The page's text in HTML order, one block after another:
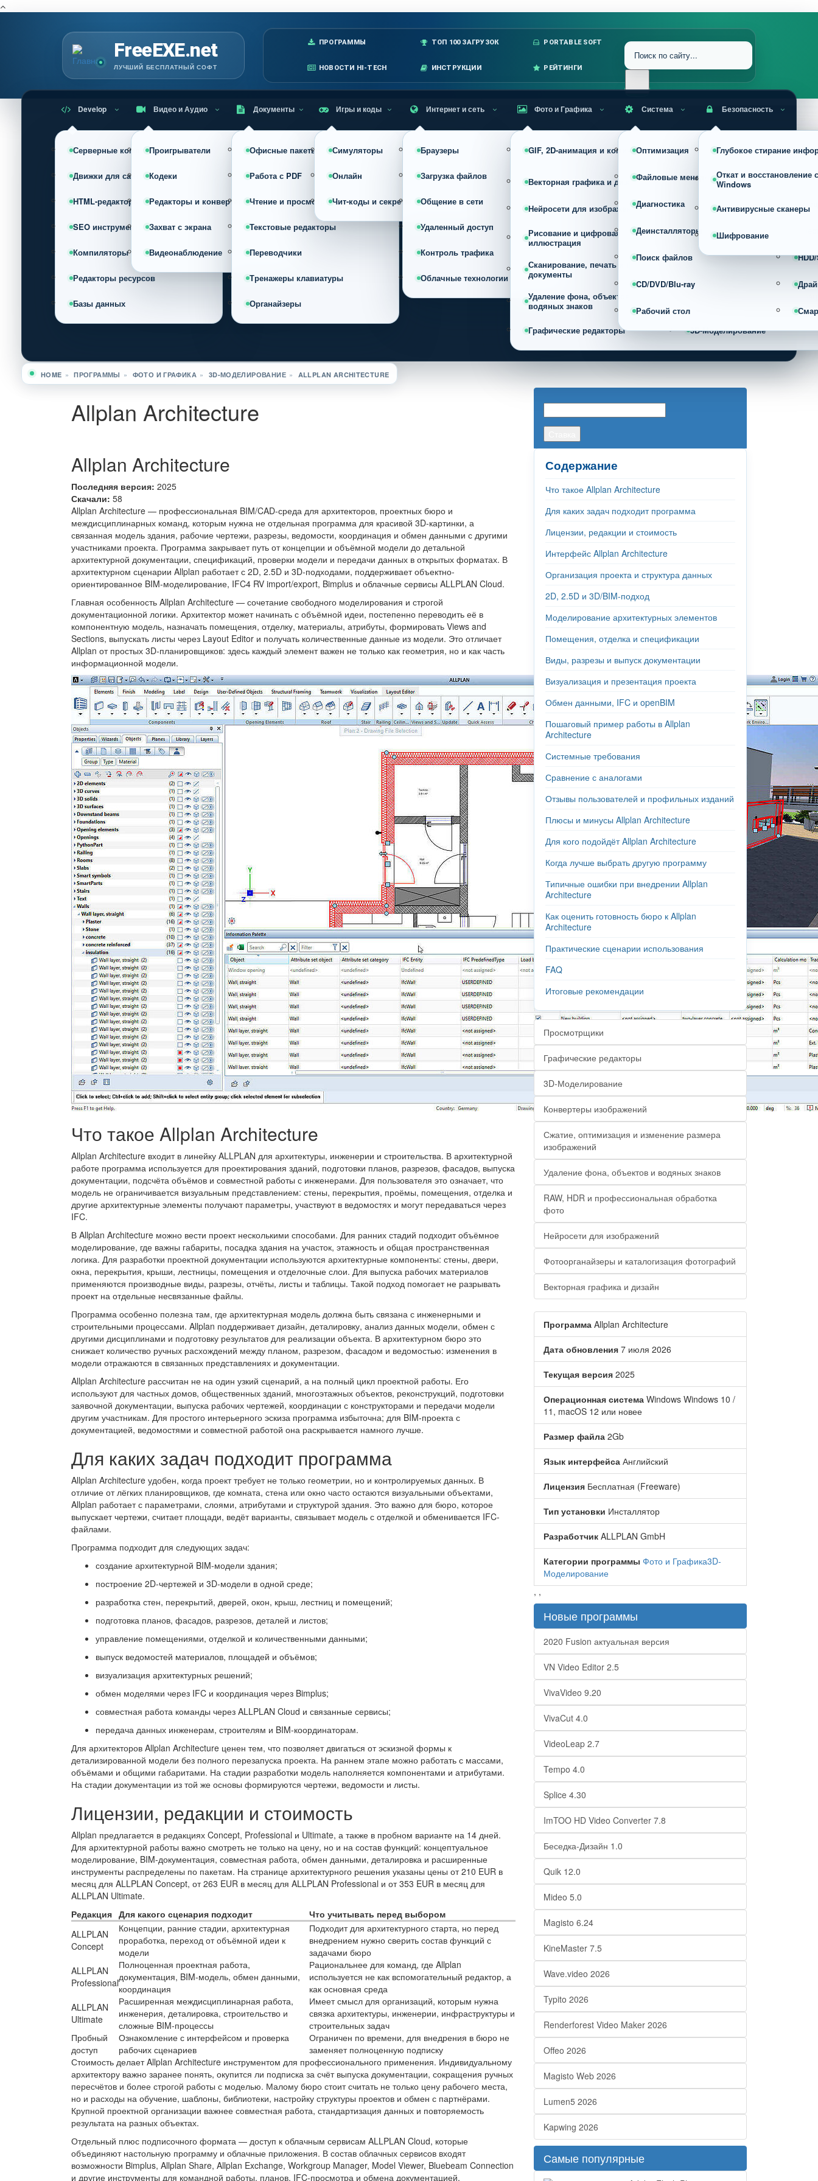
FreeEXE.net
ЛУЧШИЙ БЕСПЛАТНЫЙ СОФТ
Главное менюПРОГРАММЫ ТОП 100 ЗАГРУЗОК PORTABLE SOFT
НОВОСТИ HI-TECH ИНСТРУКЦИИ РЕЙТИНГИ
Develop
Серверные компоненты
Движки для сайта (CMS)
HTML-редакторы
SEO инструменты
Компиляторы
Редакторы ресурсов
Базы данных
Видео и Аудио
Проигрыватели
Кодеки
Редакторы и конвертеры
Захват с экрана
Видеонаблюдение
Документы
Офисные пакеты
Работа с PDF
Чтение и просмотр
Текстовые редакторы
Переводчики
Тренажеры клавиатуры
Органайзеры
Игры и коды
Симуляторы
Онлайн
Чит-коды и секреты
Интернет и сеть
Браузеры
Загрузка файлов
Общение в сети
Удаленный доступ
Контроль трафика
Облачные технологии
Фото и Графика
GIF, 2D-анимация и комиксы
RAW, HDR и профессиональная
обработка фото
Векторная графика и дизайн Конвертеры изображений
Нейросети для изображений Просмотрщики
Рисование и цифровая
иллюстрация
Сжатие, оптимизация и
размера изображений
Сканирование, печать и фото на
документы
Удаление фона, объектов и
водяных знаков
Графические редакторы 3D-Моделирование
Система
Оптимизация
Файловые менеджеры
Диагностика
Деинсталляторы
Поиск файлов
CD/DVD/Blu-ray
Рабочий стол
Безопасность
Глубокое стирание
Откат и восстановление
Windows
Антивирусные сканеры
Шифрование
Вы здесь
HOME » ПРОГРАММЫ » ФОТО И ГРАФИКА » 3D-МОДЕЛИРОВАНИЕ » ALLPLAN ARCHITECTURE
Allplan Architecture
Allplan Architecture
Последняя версия: 2025
Скачали: 58
Allplan Architecture — профессиональная BIM/CAD-среда для архитекторов, проектных бюро и
междисциплинарных команд, которым нужна не отдельная программа для красивой 3D-картинки, а
связанная модель здания, рабочие чертежи, разрезы, ведомости, координация и обмен данными с другими
участниками проекта. Программа закрывает путь от концепции и объёмной модели до детальной
архитектурной документации, спецификаций, проверки модели и передачи данных в открытых форматах. В
архитектурном сценарии Allplan работает с 2D, 2.5D и 3D-подходами, поддерживает объектно-
ориентированное BIM-моделирование, IFC4 RV import/export, Bimplus и облачные сервисы ALLPLAN Cloud.
Главная особенность Allplan Architecture — сочетание свободного моделирования и строгой
документационной логики. Архитектор может начинать с объёмной идеи, постепенно переводить её в
компонентную модель, назначать помещения, отделку, материалы, атрибуты, формировать Views and
Sections, выпускать листы через Layout Editor и получать количественные данные из модели. Это отличает
Allplan от простых 3D-планировщиков: здесь каждый элемент важен не только как геометрия, но и как часть
информационной модели.
Что такое Allplan Architecture
Allplan Architecture входит в линейку ALLPLAN для архитектуры, инженерии и строительства. В архитектурной
работе программа используется для проектирования зданий, подготовки планов, разрезов, фасадов, выпуска
документации, подсчёта объёмов и совместной работы с инженерами. Для пользователя это означает, что
модель не ограничивается визуальным представлением: стены, перекрытия, проёмы, помещения, отделка и
другие архитектурные элементы получают параметры, участвуют в ведомостях и могут передаваться через
IFC.
В Allplan Architecture можно вести проект несколькими способами. Для ранних стадий подходит объёмное
моделирование, где важны габариты, посадка здания на участок, этажность и общая пространственная
логика. Для разработки проектной документации используются архитектурные компоненты: стены, двери,
окна, перекрытия, крыши, лестницы, помещения и отделочные слои. Для выпуска рабочих материалов
применяются производные виды, разрезы, отчёты, листы и таблицы. Такой подход помогает не разрывать
проект на отдельные несвязанные файлы.
Программа особенно полезна там, где архитектурная модель должна быть связана с инженерными и
строительными процессами. Allplan поддерживает дизайн, деталировку, анализ данных модели, обмен с
другими дисциплинами и подготовку результатов для реализации объекта. В архитектурном бюро это
снижает количество ручных расхождений между планом, разрезом, фасадом и ведомостью: изменения в
модели отражаются в связанных представлениях и документации.
Allplan Architecture рассчитан не на один узкий сценарий, а на полный цикл проектной работы. Его
используют для частных домов, общественных зданий, многоэтажных объектов, реконструкций, подготовки
заявочной документации, выпуска рабочих чертежей, координации с конструкторами и передачи модели
другим участникам. Для простого интерьерного эскиза программа избыточна; для BIM-проекта с
документацией, ведомостями и совместной работой она раскрывается намного лучше.
Для каких задач подходит программа
Allplan Architecture удобен, когда проект требует не только геометрии, но и контролируемых данных. В
отличие от лёгких планировщиков, где комната, стена или окно часто остаются визуальными объектами,
Allplan работает с параметрами, слоями, атрибутами и структурой здания. Это важно для бюро, которое
выпускает чертежи, считает площади, ведёт варианты, связывает модель с отделкой и обменивается IFC-
файлами.
Программа подходит для следующих задач:
создание архитектурной BIM-модели здания;
построение 2D-чертежей и 3D-модели в одной среде;
разработка стен, перекрытий, дверей, окон, крыш, лестниц и помещений;
подготовка планов, фасадов, разрезов, деталей и листов;
управление помещениями, отделкой и количественными данными;
выпуск ведомостей материалов, площадей и объёмов;
визуализация архитектурных решений;
обмен моделями через IFC и координация через Bimplus;
совместная работа команды через ALLPLAN Cloud и связанные сервисы;
передача данных инженерам, строителям и BIM-координаторам.
Для архитекторов Allplan Architecture ценен тем, что позволяет двигаться от эскизной формы к
детализированной модели без полного перезапуска проекта. На раннем этапе можно работать с массами,
объёмами и общими габаритами. На стадии разработки модель наполняется компонентами и атрибутами.
На стадии документации из той же основы формируются чертежи, ведомости и листы.
Лицензии, редакции и стоимость
Allplan предлагается в редакциях Concept, Professional и Ultimate, а также в пробном варианте на 14 дней.
Для архитектурной работы важно смотреть не только на цену, но и на состав функций: концептуальное
моделирование, BIM-документация, совместная работа, обмен данными, деталировка и расширенные
инструменты распределены по пакетам. На странице архитектурного решения указаны цены от 210 EUR в
месяц для ALLPLAN Concept, от 263 EUR в месяц для ALLPLAN Professional и от 353 EUR в месяц для
ALLPLAN Ultimate.
Редакция Для какого сценария подходит
Что учитывать перед выбором
ALLPLAN
Concept
Концепции, ранние стадии, архитектурная
проработка, переход от объёмной идеи к
модели
Подходит для архитектурного старта, но перед
внедрением нужно сверить состав функций с
задачами бюро
ALLPLAN
Professional
Полноценная проектная работа,
документация, BIM-модель, обмен данными,
координация
Рациональнее для команд, где Allplan
используется не как вспомогательный редактор, а
как основная среда
ALLPLAN
Ultimate
Расширенная междисциплинарная работа,
инженерия, деталировка, строительство и
сложные BIM-процессы
Имеет смысл для организаций, которым нужна
связка архитектуры, инженерии, инфраструктуры и
строительных задач
Пробный
доступ
Ознакомление с интерфейсом и проверка
рабочих сценариев
Ограничен по времени, для внедрения в бюро не
заменяет полноценную подписку
Стоимость делает Allplan Architecture инструментом для профессионального применения. Индивидуальному
архитектору важно заранее понять, окупится ли подписка за счёт выпуска документации, сокращения ручных
пересчётов и более строгой работы с моделью. Малому бюро стоит считать не только цену рабочего места,
но и расходы на обучение, шаблоны, библиотеки, настройку структуры проектов и обмен с партнёрами.
Крупной проектной организации важнее совместная работа, стандартизация данных и повторяемость
результата на разных объектах.
Отдельный плюс подписочного формата — доступ к облачным сервисам ALLPLAN Cloud, которые
объединяют настольную программу и облачные приложения. В состав облачных сервисов входят
возможности Bimplus, Allplan Share, Allplan Exchange, Workgroup Manager, Model Viewer, Bluebeam Connection
и другие инструменты для командной работы, планов, IFC-просмотра и обмена документацией.
Содержание
Что такое Allplan Architecture
Для каких задач подходит программа
Лицензии, редакции и стоимость
Интерфейс Allplan Architecture
Организация проекта и структура данных
2D, 2.5D и 3D/BIM-подход
Моделирование архитектурных элементов
Помещения, отделка и спецификации
Виды, разрезы и выпуск документации
Визуализация и презентация проекта
Обмен данными, IFC и openBIM
Пошаговый пример работы в Allplan
Architecture
Системные требования
Сравнение с аналогами
Отзывы пользователей и профильных изданий
Плюсы и минусы Allplan Architecture
Для кого подойдёт Allplan Architecture
Когда лучше выбрать другую программу
Типичные ошибки при внедрении Allplan
Architecture
Как оценить готовность бюро к Allplan
Architecture
Практические сценарии использования
FAQ
Итоговые рекомендации
Просмотрщики
Графические редакторы
3D-Моделирование
Конвертеры изображений
Сжатие, оптимизация и изменение размера
изображений
Удаление фона, объектов и водяных знаков
RAW, HDR и профессиональная обработка
фото
Нейросети для изображений
Фотоорганайзеры и каталогизация фотографий
Векторная графика и дизайн
Программа Allplan Architecture
Дата обновления 7 июля 2026
Текущая версия 2025
Операционная система Windows Windows 10 /
11, macOS 12 или новее
Размер файла 2Gb
Язык интерфейса Английский
Лицензия Бесплатная (Freeware)
Тип установки Инсталлятор
Разработчик ALLPLAN GmbH
Категории программы Фото и Графика3D-
Моделирование
, ,
Новые программы
2020 Fusion актуальная версия
VN Video Editor 2.5
VivaVideo 9.20
VivaCut 4.0
VideoLeap 2.7
Tempo 4.0
Splice 4.30
ImTOO HD Video Converter 7.8
Беседка-Дизайн 1.0
Quik 12.0
Mideo 5.0
Magisto 6.24
KineMaster 7.5
Wave.video 2026
Typito 2026
Renderforest Video Maker 2026
Offeo 2026
Magisto Web 2026
Lumen5 2026
Kapwing 2026
Самые популярные